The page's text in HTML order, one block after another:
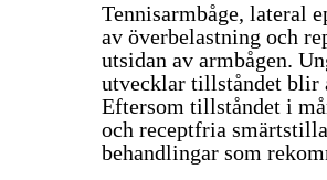
Tennisarmbåge, lateral
av överbelastning och
utsidan av armbågen.
utvecklar tillståndet blir
Eftersom tillståndet i
och receptfria
behandlingar som